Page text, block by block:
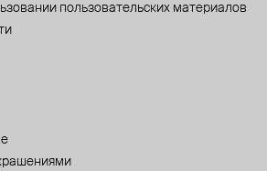
пользовательских материалов